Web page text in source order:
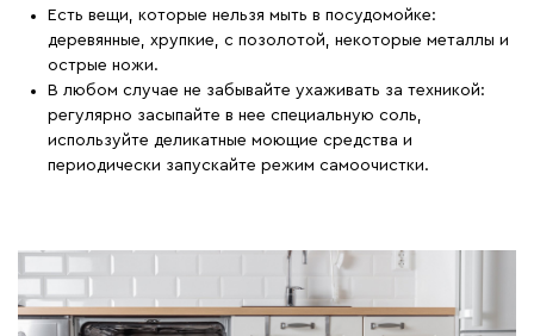
Есть вещи, которые нельзя мыть в посудомойке:
деревянные, хрупкие, с позолотой, некоторые металлы и
острые ножи.
В любом случае не забывайте ухаживать за техникой:
регулярно засыпайте в нее специальную соль,
используйте деликатные моющие средства и
периодически запускайте режим самоочистки.